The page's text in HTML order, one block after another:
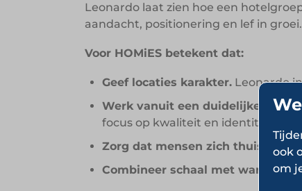
Leonardo laat zien hoe een
aandacht, positionering en lef in groei.
Voor HOMiES betekent dat:
Geef locaties karakter. Leonardo
Werk vanuit een duidelijke visie.
focus op kwaliteit en identiteit.
Zorg dat mensen zich thuis
Combineer schaal met warmte.
ook
om